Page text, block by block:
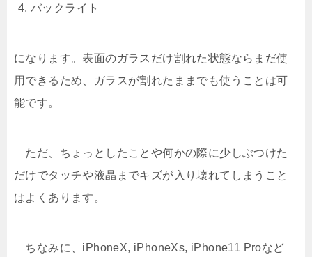
バックライト
になります。表面のガラスだけ割れた状態ならまだ使
用できるため、ガラスが割れたままでも使うことは可
能です。
ただ、ちょっとしたことや何かの際に少しぶつけた
だけでタッチや液晶までキズが入り壊れてしまうこと
はよくあります。
ちなみに、iPhoneX, iPhoneXs, iPhone11 Proなど